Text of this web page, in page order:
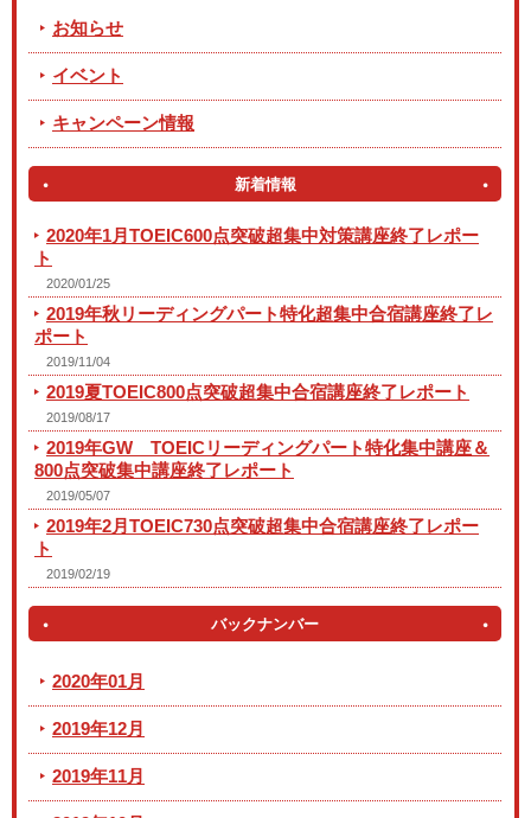
お知らせ
イベント
キャンペーン情報
新着情報
2020年1月TOEIC600点突破超集中対策講座終了レポー
ト
2020/01/25
2019年秋リーディングパート特化超集中合宿講座終了レ
ポート
2019/11/04
2019夏TOEIC800点突破超集中合宿講座終了レポート
2019/08/17
2019年GW TOEICリーディングパート特化集中講座＆
800点突破集中講座終了レポート
2019/05/07
2019年2月TOEIC730点突破超集中合宿講座終了レポー
ト
2019/02/19
バックナンバー
2020年01月
2019年12月
2019年11月